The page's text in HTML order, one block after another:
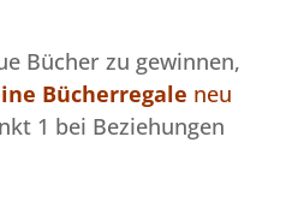
Bücher zu gewinnen,
Bücherregale neu
1 bei Beziehungen